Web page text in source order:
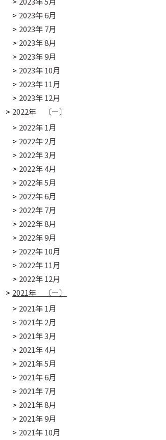
2023年 6月
2023年 7月
2023年 8月
2023年 9月
2023年 10月
2023年 11月
2023年 12月
2022年 〔ー〕
2022年 1月
2022年 2月
2022年 3月
2022年 4月
2022年 5月
2022年 6月
2022年 7月
2022年 8月
2022年 9月
2022年 10月
2022年 11月
2022年 12月
2021年 〔ー〕
2021年 1月
2021年 2月
2021年 3月
2021年 4月
2021年 5月
2021年 6月
2021年 7月
2021年 8月
2021年 9月
2021年 10月